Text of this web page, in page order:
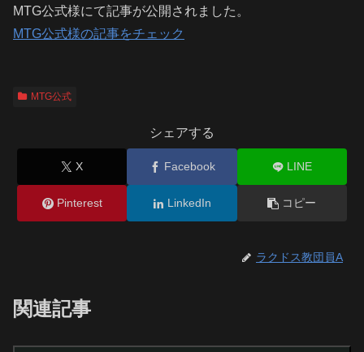
MTG公式様にて記事が公開されました。
MTG公式様の記事をチェック
MTG公式
シェアする
X Facebook LINE
Pinterest LinkedIn コピー
ラクドス教団員A
関連記事